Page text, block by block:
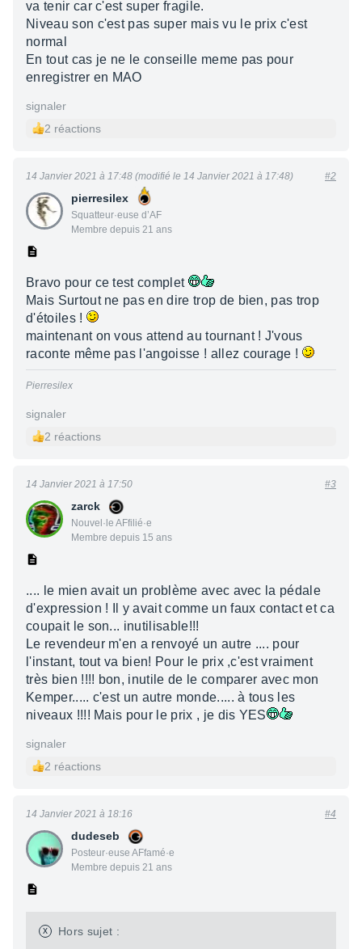
va tenir car c'est super fragile.
Niveau son c'est pas super mais vu le prix c'est
normal
En tout cas je ne le conseille meme pas pour
enregistrer en MAO
signaler
2 réactions
pierresilex
Squatteur·euse d’AF
Membre depuis 21 ans
14 Janvier 2021 à 17:48 (modifié le 14 Janvier 2021 à 17:48) #2
Bravo pour ce test complet
Mais Surtout ne pas en dire trop de bien, pas trop
d'étoiles !
maintenant on vous attend au tournant ! J'vous
raconte même pas l'angoisse ! allez courage !
Pierresilex
signaler
2 réactions
zarck
Nouvel·le AFfilié·e
Membre depuis 15 ans
14 Janvier 2021 à 17:50 #3
.... le mien avait un problème avec avec la pédale
d'expression ! Il y avait comme un faux contact et ca
coupait le son... inutilisable!!!
Le revendeur m'en a renvoyé un autre .... pour
l'instant, tout va bien! Pour le prix ,c'est vraiment
très bien !!!! bon, inutile de le comparer avec mon
Kemper..... c'est un autre monde..... à tous les
niveaux !!!! Mais pour le prix , je dis YES
signaler
2 réactions
dudeseb
Posteur·euse AFfamé·e
Membre depuis 21 ans
14 Janvier 2021 à 18:16 #4
x Hors sujet :